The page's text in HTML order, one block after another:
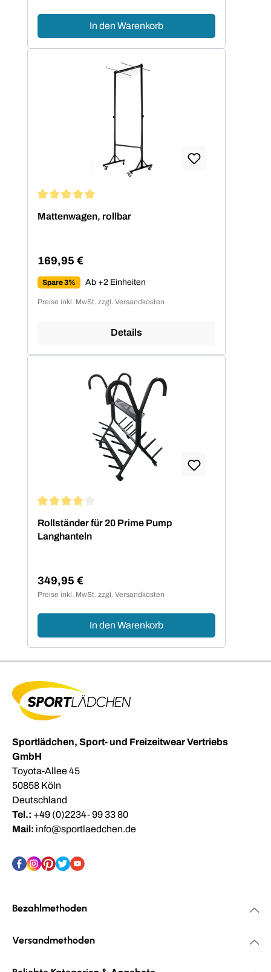
In den Warenkorb
Mattenwagen, rollbar
Regulärer Preis:
169,95 €
Spare 3% Ab +2 Einheiten
Preise inkl. MwSt. zzgl. Versandkosten
Details
Rollständer für 20 Prime Pump
Langhanteln
Regulärer Preis:
349,95 €
Preise inkl. MwSt. zzgl. Versandkosten
In den Warenkorb
Sportlädchen, Sport- und Freizeitwear Vertriebs
GmbH
Toyota-Allee 45
50858 Köln
Deutschland
Tel.: +49 (0)2234- 99 33 80
Mail: info@sportlaedchen.de
Bezahlmethoden
Versandmethoden